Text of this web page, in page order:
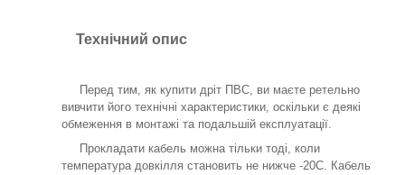
Технічний опис
Перед тим, як купити дріт ПВС, ви маєте ретельно
вивчити його технічні характеристики, оскільки є деякі
обмеження в монтажі та подальшій експлуатації.
Прокладати кабель можна тільки тоді, коли
температура довкілля становить не нижче -20С. Кабель